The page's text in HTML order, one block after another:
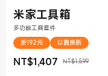
米家工具箱
多功能工具套件
折192元
以舊換新
NT$1,407
現價 NT$1,407 NT$1,599
銷售價格 NT$1,599